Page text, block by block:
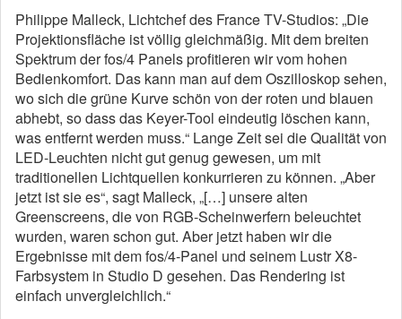
Philippe Malleck, Lichtchef des France TV-Studios: „Die
Projektionsfläche ist völlig gleichmäßig. Mit dem breiten
Spektrum der fos/4 Panels profitieren wir vom hohen
Bedienkomfort. Das kann man auf dem Oszilloskop sehen,
wo sich die grüne Kurve schön von der roten und blauen
abhebt, so dass das Keyer-Tool eindeutig löschen kann,
was entfernt werden muss.“ Lange Zeit sei die Qualität von
LED-Leuchten nicht gut genug gewesen, um mit
traditionellen Lichtquellen konkurrieren zu können. „Aber
jetzt ist sie es“, sagt Malleck, „[…] unsere alten
Greenscreens, die von RGB-Scheinwerfern beleuchtet
wurden, waren schon gut. Aber jetzt haben wir die
Ergebnisse mit dem fos/4-Panel und seinem Lustr X8-
Farbsystem in Studio D gesehen. Das Rendering ist
einfach unvergleichlich.“